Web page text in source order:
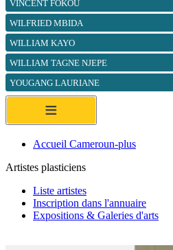
VINCENT FOKOU
WILFRIED MBIDA
WILLIAM KAYO
WILLIAM TAGNE NJEPE
YOUGANG LAURIANE
≡
Accueil Cameroun-plus
Artistes plasticiens
Liste artistes
Inscription dans l'annuaire
Expositions & Galeries d'arts